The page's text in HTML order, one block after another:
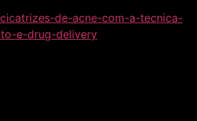
de-acne-com-a-tecnica-
e-drug-delivery